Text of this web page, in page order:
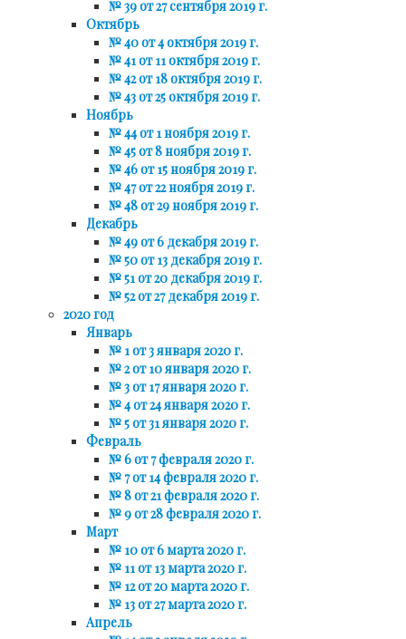
№ 39 от 27 сентября 2019 г.
Октябрь
№ 40 от 4 октября 2019 г.
№ 41 от 11 октября 2019 г.
№ 42 от 18 октября 2019 г.
№ 43 от 25 октября 2019 г.
Ноябрь
№ 44 от 1 ноября 2019 г.
№ 45 от 8 ноября 2019 г.
№ 46 от 15 ноября 2019 г.
№ 47 от 22 ноября 2019 г.
№ 48 от 29 ноября 2019 г.
Декабрь
№ 49 от 6 декабря 2019 г.
№ 50 от 13 декабря 2019 г.
№ 51 от 20 декабря 2019 г.
№ 52 от 27 декабря 2019 г.
2020 год
Январь
№ 1 от 3 января 2020 г.
№ 2 от 10 января 2020 г.
№ 3 от 17 января 2020 г.
№ 4 от 24 января 2020 г.
№ 5 от 31 января 2020 г.
Февраль
№ 6 от 7 февраля 2020 г.
№ 7 от 14 февраля 2020 г.
№ 8 от 21 февраля 2020 г.
№ 9 от 28 февраля 2020 г.
Март
№ 10 от 6 марта 2020 г.
№ 11 от 13 марта 2020 г.
№ 12 от 20 марта 2020 г.
№ 13 от 27 марта 2020 г.
Апрель